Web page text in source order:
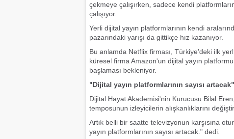
çekmeye çalışırken, sadece kendi
çalışıyor.
Yerli dijital yayın platformlarının kendi
pazarındaki yarışı da gittikçe hız kazanıyor.
Bu anlamda Netflix firması, Türkiye'deki ilk
küresel firma Amazon'un dijital yayın
başlaması bekleniyor.
"Dijital yayın platformlarının sayısı artacak"
Dijital Hayat Akademisi'nin Kurucusu Bilal
temposunun izleyicilerin alışkanlıklarını
Artık belli bir saatte televizyonun karşısına
yayın platformlarının sayısı artacak." dedi.